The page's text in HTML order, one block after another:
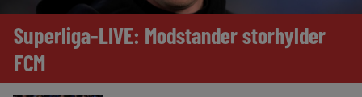
Superliga-LIVE: Modstander storhylder
FCM